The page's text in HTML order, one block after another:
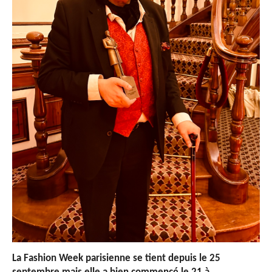
La Fashion Week parisienne se tient depuis le 25